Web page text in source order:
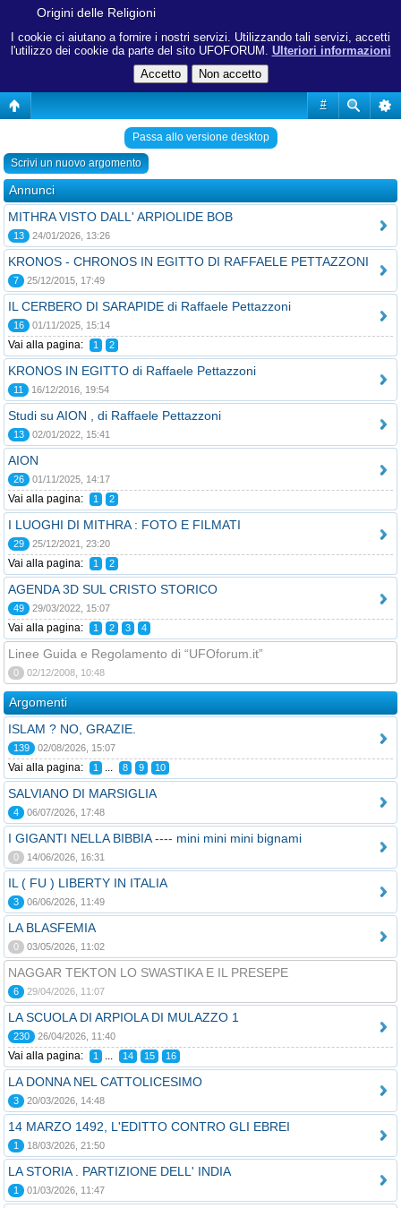
I cookie ci aiutano a fornire i nostri servizi. Utilizzando tali servizi, accetti
l'utilizzo dei cookie da parte del sito UFOFORUM. Ulteriori informazioni
#
Origini delle Religioni
Passa allo versione desktop
Scrivi un nuovo argomento
Annunci
MITHRA VISTO DALL' ARPIOLIDE BOB
13 24/01/2026, 13:26
KRONOS - CHRONOS IN EGITTO DI RAFFAELE PETTAZZONI
7 25/12/2015, 17:49
IL CERBERO DI SARAPIDE di Raffaele Pettazzoni
16 01/11/2025, 15:14
Vai alla pagina: 1 2
KRONOS IN EGITTO di Raffaele Pettazzoni
11 16/12/2016, 19:54
Studi su AION , di Raffaele Pettazzoni
13 02/01/2022, 15:41
AION
26 01/11/2025, 14:17
Vai alla pagina: 1 2
I LUOGHI DI MITHRA : FOTO E FILMATI
29 25/12/2021, 23:20
Vai alla pagina: 1 2
AGENDA 3D SUL CRISTO STORICO
49 29/03/2022, 15:07
Vai alla pagina: 1 2 3 4
Linee Guida e Regolamento di “UFOforum.it”
0 02/12/2008, 10:48
Argomenti
ISLAM ? NO, GRAZIE.
139 02/08/2026, 15:07
Vai alla pagina: 1 ... 8 9 10
SALVIANO DI MARSIGLIA
4 06/07/2026, 17:48
I GIGANTI NELLA BIBBIA ---- mini mini mini bignami
0 14/06/2026, 16:31
IL ( FU ) LIBERTY IN ITALIA
3 06/06/2026, 11:49
LA BLASFEMIA
0 03/05/2026, 11:02
NAGGAR TEKTON LO SWASTIKA E IL PRESEPE
6 29/04/2026, 11:07
LA SCUOLA DI ARPIOLA DI MULAZZO 1
230 26/04/2026, 11:40
Vai alla pagina: 1 ... 14 15 16
LA DONNA NEL CATTOLICESIMO
3 20/03/2026, 14:48
14 MARZO 1492, L'EDITTO CONTRO GLI EBREI
1 18/03/2026, 21:50
LA STORIA . PARTIZIONE DELL' INDIA
1 01/03/2026, 11:47